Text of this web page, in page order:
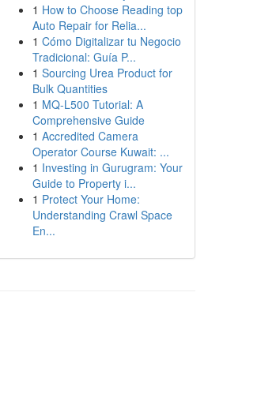
1 How to Choose Reading top
Auto Repair for Relia...
1 Cómo Digitalizar tu Negocio
Tradicional: Guía P...
1 Sourcing Urea Product for
Bulk Quantities
1 MQ-L500 Tutorial: A
Comprehensive Guide
1 Accredited Camera
Operator Course Kuwait: ...
1 Investing in Gurugram: Your
Guide to Property i...
1 Protect Your Home:
Understanding Crawl Space
En...